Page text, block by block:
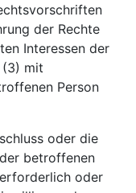
der Rechte
Interessen der
mit
Person
oder die
betroffenen
oder